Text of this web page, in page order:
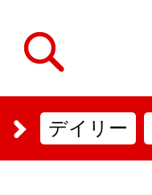
デイリー